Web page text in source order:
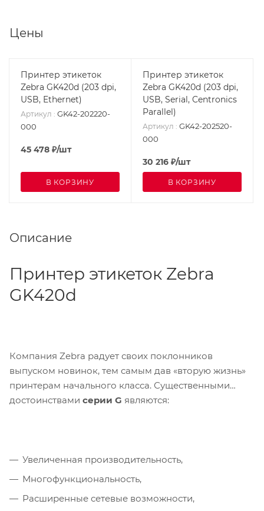
Цены
Принтер этикеток
Zebra GK420d (203 dpi,
USB, Ethernet)
Артикул : GK42-202220-
000
45 478 ₽/шт
В КОРЗИНУ
Принтер этикеток
Zebra GK420d (203 dpi,
USB, Serial, Centronics
Parallel)
Артикул : GK42-202520-
000
30 216 ₽/шт
В КОРЗИНУ
Описание
Принтер этикеток Zebra
GK420d
Компания Zebra радует своих поклонников
выпуском новинок, тем самым дав «вторую жизнь»
принтерам начального класса. Существенными
достоинствами серии G являются:
Увеличенная производительность,
Многофункциональность,
Расширенные сетевые возможности,